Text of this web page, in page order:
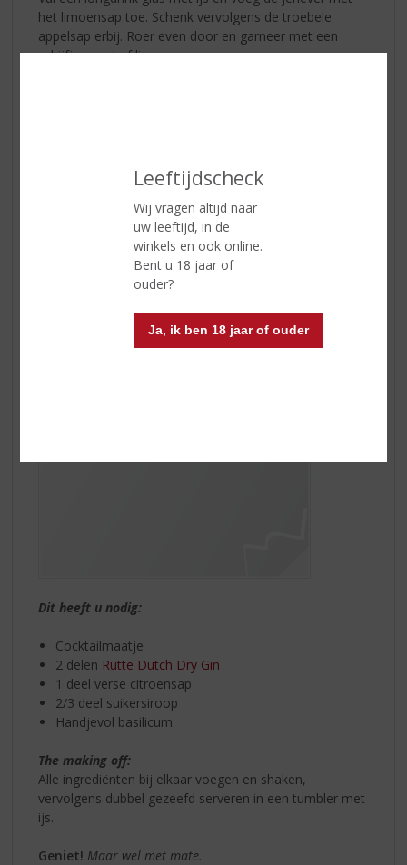
Leeftijdscheck
Wij vragen altijd naar
uw leeftijd, in de
winkels en ook online.
Bent u 18 jaar of
ouder?
Ja, ik ben 18 jaar of ouder
het limoensap toe. Schenk vervolgens de troebele
appelsap erbij. Roer even door en garneer met een
schijfje appel of limoen.
Al sinds onze oprichting in 1872 experimenteren we veel
met kruiden en specerijen. We distilleren onder andere
kardemom, verse handgeschilde sinsaasappelschil en
bladselderij. De selderij geeft de gin een hartig maar fris
Licht kruidige tonen van munt, peterselie en
dorstlessende gin in de mix!
Dit heeft u nodig:
Cocktailmaatje
2 delen Rutte Dutch Dry Gin
1 deel verse citroensap
2/3 deel suikersiroop
Handjevol basilicum
The making off:
Alle ingrediënten bij elkaar voegen en shaken,
vervolgens dubbel gezeefd serveren in een tumbler met
ijs.
Geniet! Maar wel met mate.